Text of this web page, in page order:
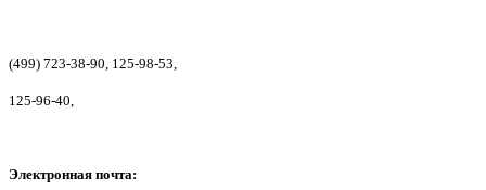
(499) 723-38-90, 125-98-53,
125-96-40,
Электронная почта: